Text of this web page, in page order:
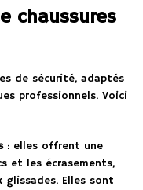
chaussures
de sécurité, adaptés
professionnels. Voici
: elles offrent une
et les écrasements,
glissades. Elles sont